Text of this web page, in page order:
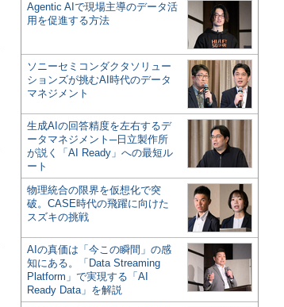
Agentic AIで現場主導のデータ活
用を促進する方法
ソニーセミコンダクタソリュー
ションズが挑むAI時代のデータ
マネジメント
生成AIの回答精度を左右するデ
ータマネジメント─日立製作所
が説く「AI Ready」への最短ル
ート
物理統合の限界を仮想化で突
破。CASE時代の飛躍に向けた
スズキの挑戦
AIの真価は「今この瞬間」の感
知にある。「Data Streaming
Platform」で実現する「AI
Ready Data」を解説